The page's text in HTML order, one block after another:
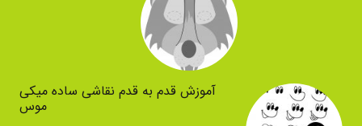
آموزش قدم به قدم نقاشی ساده میکی
موس